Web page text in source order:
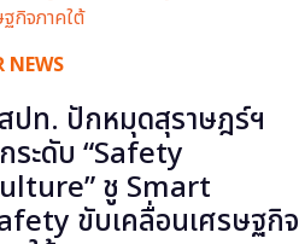
NEWS
ปท. ปักหมุดสุราษฎร์ฯ
ระดับ “Safety
ชู Smart
ขับเคลื่อนเศรษฐกิจ